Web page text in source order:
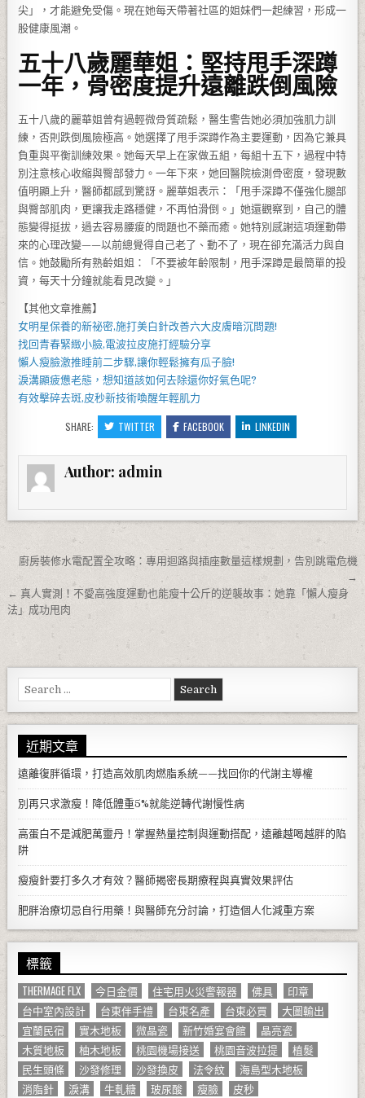
尖」，才能避免受傷。現在她每天帶著社區的姐妹們一起練習，形成一
股健康風潮。
五十八歲麗華姐：堅持甩手深蹲
一年，骨密度提升遠離跌倒風險
五十八歲的麗華姐曾有過輕微骨質疏鬆，醫生警告她必須加強肌力訓
練，否則跌倒風險極高。她選擇了甩手深蹲作為主要運動，因為它兼具
負重與平衡訓練效果。她每天早上在家做五組，每組十五下，過程中特
別注意核心收縮與臀部發力。一年下來，她回醫院檢測骨密度，發現數
值明顯上升，醫師都感到驚訝。麗華姐表示：「甩手深蹲不僅強化腿部
與臀部肌肉，更讓我走路穩健，不再怕滑倒。」她還觀察到，自己的體
態變得挺拔，過去容易腰痠的問題也不藥而癒。她特別感謝這項運動帶
來的心理改變——以前總覺得自己老了、動不了，現在卻充滿活力與自
信。她鼓勵所有熟齡姐姐：「不要被年齡限制，甩手深蹲是最簡單的投
資，每天十分鐘就能看見改變。」
【其他文章推薦】
女明星保養的新祕密,施打美白針改善六大皮膚暗沉問題!
找回青春緊緻小臉,電波拉皮施打經驗分享
懶人瘦臉激推睡前二步驟,讓你輕鬆擁有瓜子臉!
淚溝顯疲憊老態，想知道該如何去除還你好氣色呢?
有效擊碎去斑,皮秒新技術喚醒年輕肌力
SHARE: TWITTER FACEBOOK LINKEDIN
Author: admin
文章導覽
廚房裝修水電配置全攻略：專用迴路與插座數量這樣規劃，告別跳電危機
→
← 真人實測！不愛高強度運動也能瘦十公斤的逆襲故事：她靠「懶人瘦身
法」成功甩肉
Search for:
近期文章
遠離復胖循環，打造高效肌肉燃脂系統——找回你的代謝主導權
別再只求激瘦！降低體重5%就能逆轉代謝慢性病
高蛋白不是減肥萬靈丹！掌握熱量控制與運動搭配，遠離越喝越胖的陷
阱
瘦瘦針要打多久才有效？醫師揭密長期療程與真實效果評估
肥胖治療切忌自行用藥！與醫師充分討論，打造個人化減重方案
標籤
THERMAGE FLX 今日金價 住宅用火災警報器 佛具
印章
台中室內設計
台東伴手禮 台東名產 台東必買
大圖輸出
宜蘭民宿
實木地板 微晶瓷 新竹婚宴會館
晶亮瓷
木質地板
柚木地板 桃園機場接送 桃園音波拉提
植髮
民生頭條
沙發修理 沙發換皮 法令紋
海島型木地板
消脂針
淚溝 牛軋糖 玻尿酸 瘦臉
皮秒